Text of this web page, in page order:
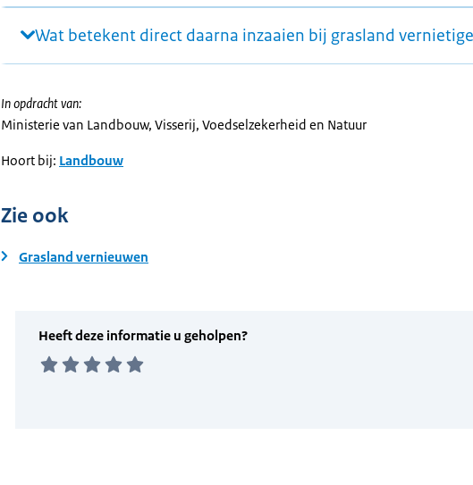
Wat betekent direct daarna inzaaien bij grasland
In opdracht van:
Ministerie van Landbouw, Visserij, Voedselzekerheid en Natuur
Hoort bij: Landbouw
Zie ook
Grasland vernieuwen